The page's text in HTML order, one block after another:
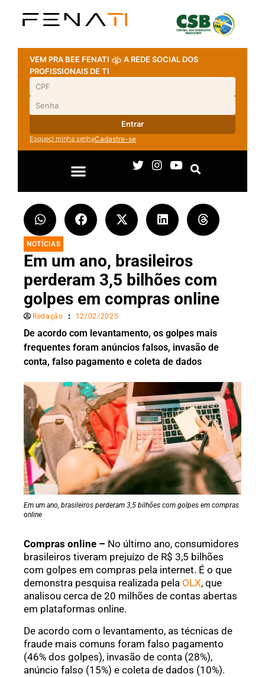
VEM PRA BEE FENATI
A REDE SOCIAL DOS
PROFISSIONAIS DE TI
Entrar
Esqueci minha senhaCadastre-se
NOTÍCIAS
Em um ano, brasileiros
perderam 3,5 bilhões com
golpes em compras online
Redação 12/02/2025
De acordo com levantamento, os golpes mais
frequentes foram anúncios falsos, invasão de
conta, falso pagamento e coleta de dados
Em um ano, brasileiros perderam 3,5 bilhões com golpes em compras
online
Compras online – No último ano, consumidores
brasileiros tiveram prejuízo de R$ 3,5 bilhões
com golpes em compras pela internet. É o que
demonstra pesquisa realizada pela OLX, que
analisou cerca de 20 milhões de contas abertas
em plataformas online.
De acordo com o levantamento, as técnicas de
fraude mais comuns foram falso pagamento
(46% dos golpes), invasão de conta (28%),
anúncio falso (15%) e coleta de dados (10%).